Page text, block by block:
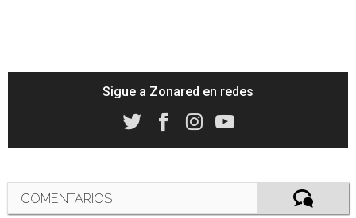
Sigue a Zonared en redes
COMENTARIOS